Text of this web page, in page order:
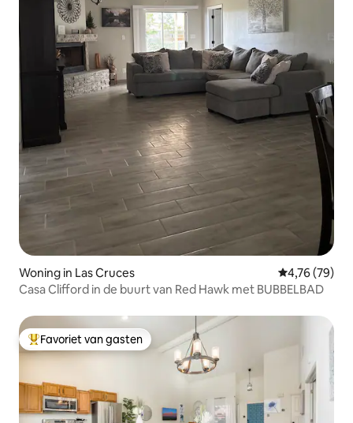
Woning in Las Cruces Gemiddelde
4,76 (79)
Casa Clifford in de buurt van Red Hawk met BUBBELBAD
Topfavoriet van gasten
Favoriet van gasten